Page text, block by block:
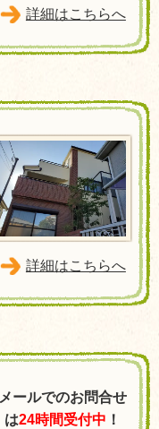
詳細はこちらへ
詳細はこちらへ
メールでのお問合せ
は24時間受付中 ！